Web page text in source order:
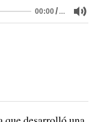
00:00/…